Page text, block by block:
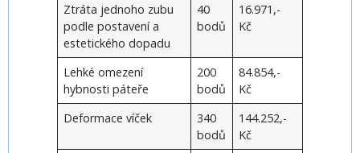
Ztráta jednoho zubu
podle postavení a
estetického dopadu
40
bodů
16.971,-
Kč
Lehké omezení
hybnosti páteře
200
bodů
84.854,-
Kč
Deformace víček
340
bodů
144.252,-
Kč